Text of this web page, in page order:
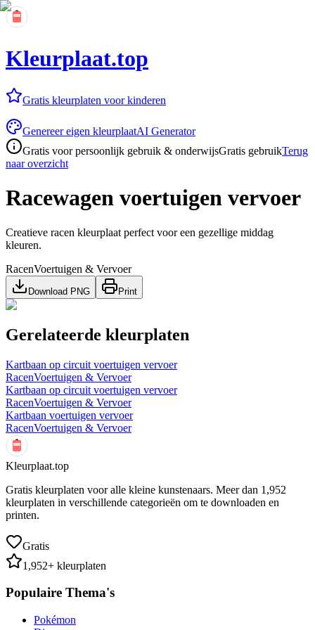
Kleurplaat.top
Gratis kleurplaten voor kinderen
Genereer eigen kleurplaatAI Generator
Gratis voor persoonlijk gebruik & onderwijsGratis gebruikTerug
naar overzicht
Racewagen voertuigen vervoer
Creatieve racen kleurplaat perfect voor een gezellige middag
kleuren.
RacenVoertuigen & Vervoer
Download PNG Print
Gerelateerde kleurplaten
Kartbaan op circuit voertuigen vervoer
RacenVoertuigen & Vervoer
Kartbaan op circuit voertuigen vervoer
RacenVoertuigen & Vervoer
Kartbaan voertuigen vervoer
RacenVoertuigen & Vervoer
Kleurplaat.top
Gratis kleurplaten voor alle kleine kunstenaars. Meer dan 1,952
kleurplaten in verschillende categorieën om te downloaden en
printen.
Gratis
1,952+ kleurplaten
Populaire Thema's
Pokémon